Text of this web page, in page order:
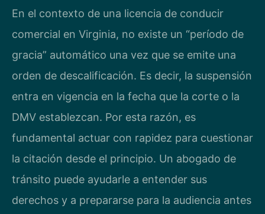
En el contexto de una licencia de conducir
comercial en Virginia, no existe un “período de
gracia” automático una vez que se emite una
orden de descalificación. Es decir, la suspensión
entra en vigencia en la fecha que la corte o la
DMV establezcan. Por esta razón, es
fundamental actuar con rapidez para cuestionar
la citación desde el principio. Un abogado de
tránsito puede ayudarle a entender sus
derechos y a prepararse para la audiencia antes